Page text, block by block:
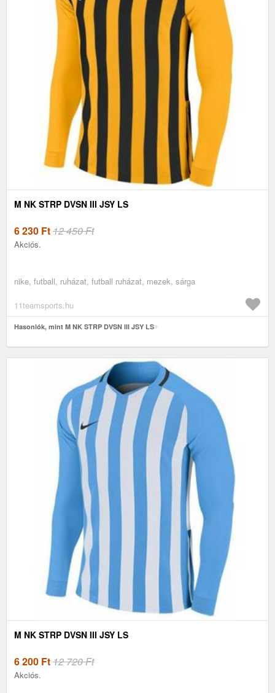
M NK STRP DVSN III JSY LS
6 230 Ft12 450 Ft
Akciós.
nike, futball, ruházat, futball ruházat, mezek, sárga
11teamsports.hu
Hasonlók, mint M NK STRP DVSN III JSY LS
M NK STRP DVSN III JSY LS
6 200 Ft12 720 Ft
Akciós.